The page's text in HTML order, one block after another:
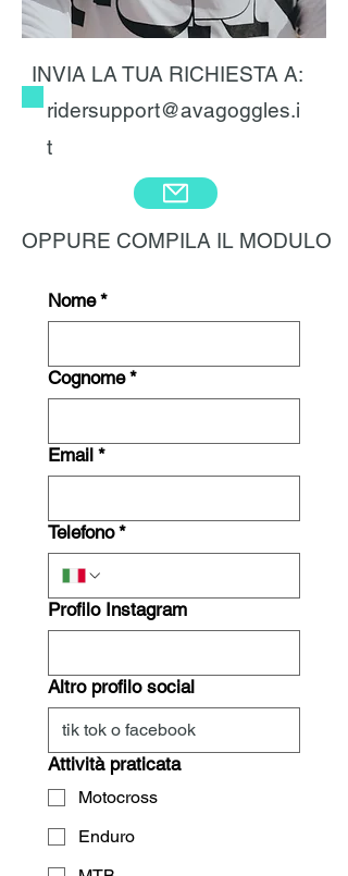
INVIA LA TUA RICHIESTA A:
ridersupport@avagoggles.i
t
OPPURE COMPILA IL MODULO
Nome *
Cognome *
Email *
Telefono *
Profilo Instagram
Altro profilo social
Attività praticata
Motocross
Enduro